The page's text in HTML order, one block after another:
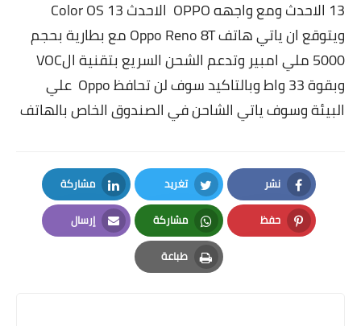
13 الاحدث ومع واجهه OPPO الاحدث Color OS 13
ويتوقع ان ياتي هاتف Oppo Reno 8T مع بطارية بحجم
5000 ملي امبير وتدعم الشحن السريع بتقنية الVOC
وبقوة 33 واط وبالتاكيد سوف لن تحافظ Oppo علي
البيئة وسوف ياتي الشاحن في الصندوق الخاص بالهاتف
نشر
Facebook
تغريد
Twitter
مشاركة
LinkedIn
حفظ
Pinterest
مشاركة
Whatsapp
إرسال
Email
طباعة
Print